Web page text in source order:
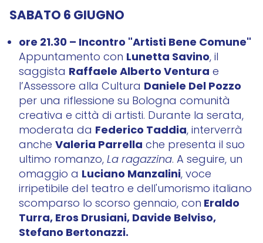
SABATO 6 GIUGNO
ore 21.30 – Incontro "Artisti Bene Comune"
Appuntamento con Lunetta Savino, il
saggista Raffaele Alberto Ventura e
l’Assessore alla Cultura Daniele Del Pozzo
per una riflessione su Bologna comunità
creativa e città di artisti. Durante la serata,
moderata da Federico Taddia, interverrà
anche Valeria Parrella che presenta il suo
ultimo romanzo,La ragazzina. A seguire, un
omaggio a Luciano Manzalini, voce
irripetibile del teatro e dell'umorismo italiano
scomparso lo scorso gennaio, con Eraldo
Turra, Eros Drusiani, Davide Belviso,
Stefano Bertonazzi.